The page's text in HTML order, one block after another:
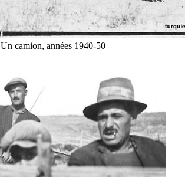
Un camion, années 1940-50